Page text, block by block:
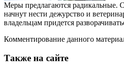
Меры предлагаются радикальные.
начнут нести дежурство и
владельцам придется
Комментирование данного
Также на сайте